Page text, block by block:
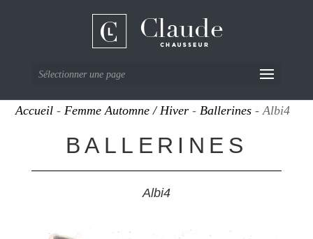
Sélectionner une page
Accueil -Femme Automne / Hiver -Ballerines - Albi4
BALLERINES
Albi4